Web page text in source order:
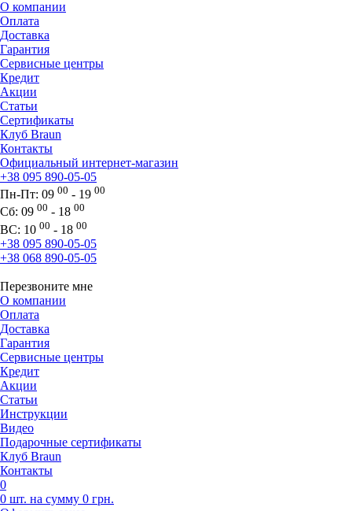
О компании
Оплата
Доставка
Гарантия
Сервисные центры
Кредит
Акции
Статьи
Сертификаты
Клуб Braun
Контакты
Официальный интернет-магазин
+38 095 890-05-05
Пн-Пт: 09 00 - 19 00
Сб: 09 00 - 18 00
ВС: 10 00 - 18 00
+38 095 890-05-05
+38 068 890-05-05
Перезвоните мне
О компании
Оплата
Доставка
Гарантия
Сервисные центры
Кредит
Акции
Статьи
Инструкции
Видео
Подарочные сертификаты
Клуб Braun
Контакты
0
0 шт. на сумму 0 грн.